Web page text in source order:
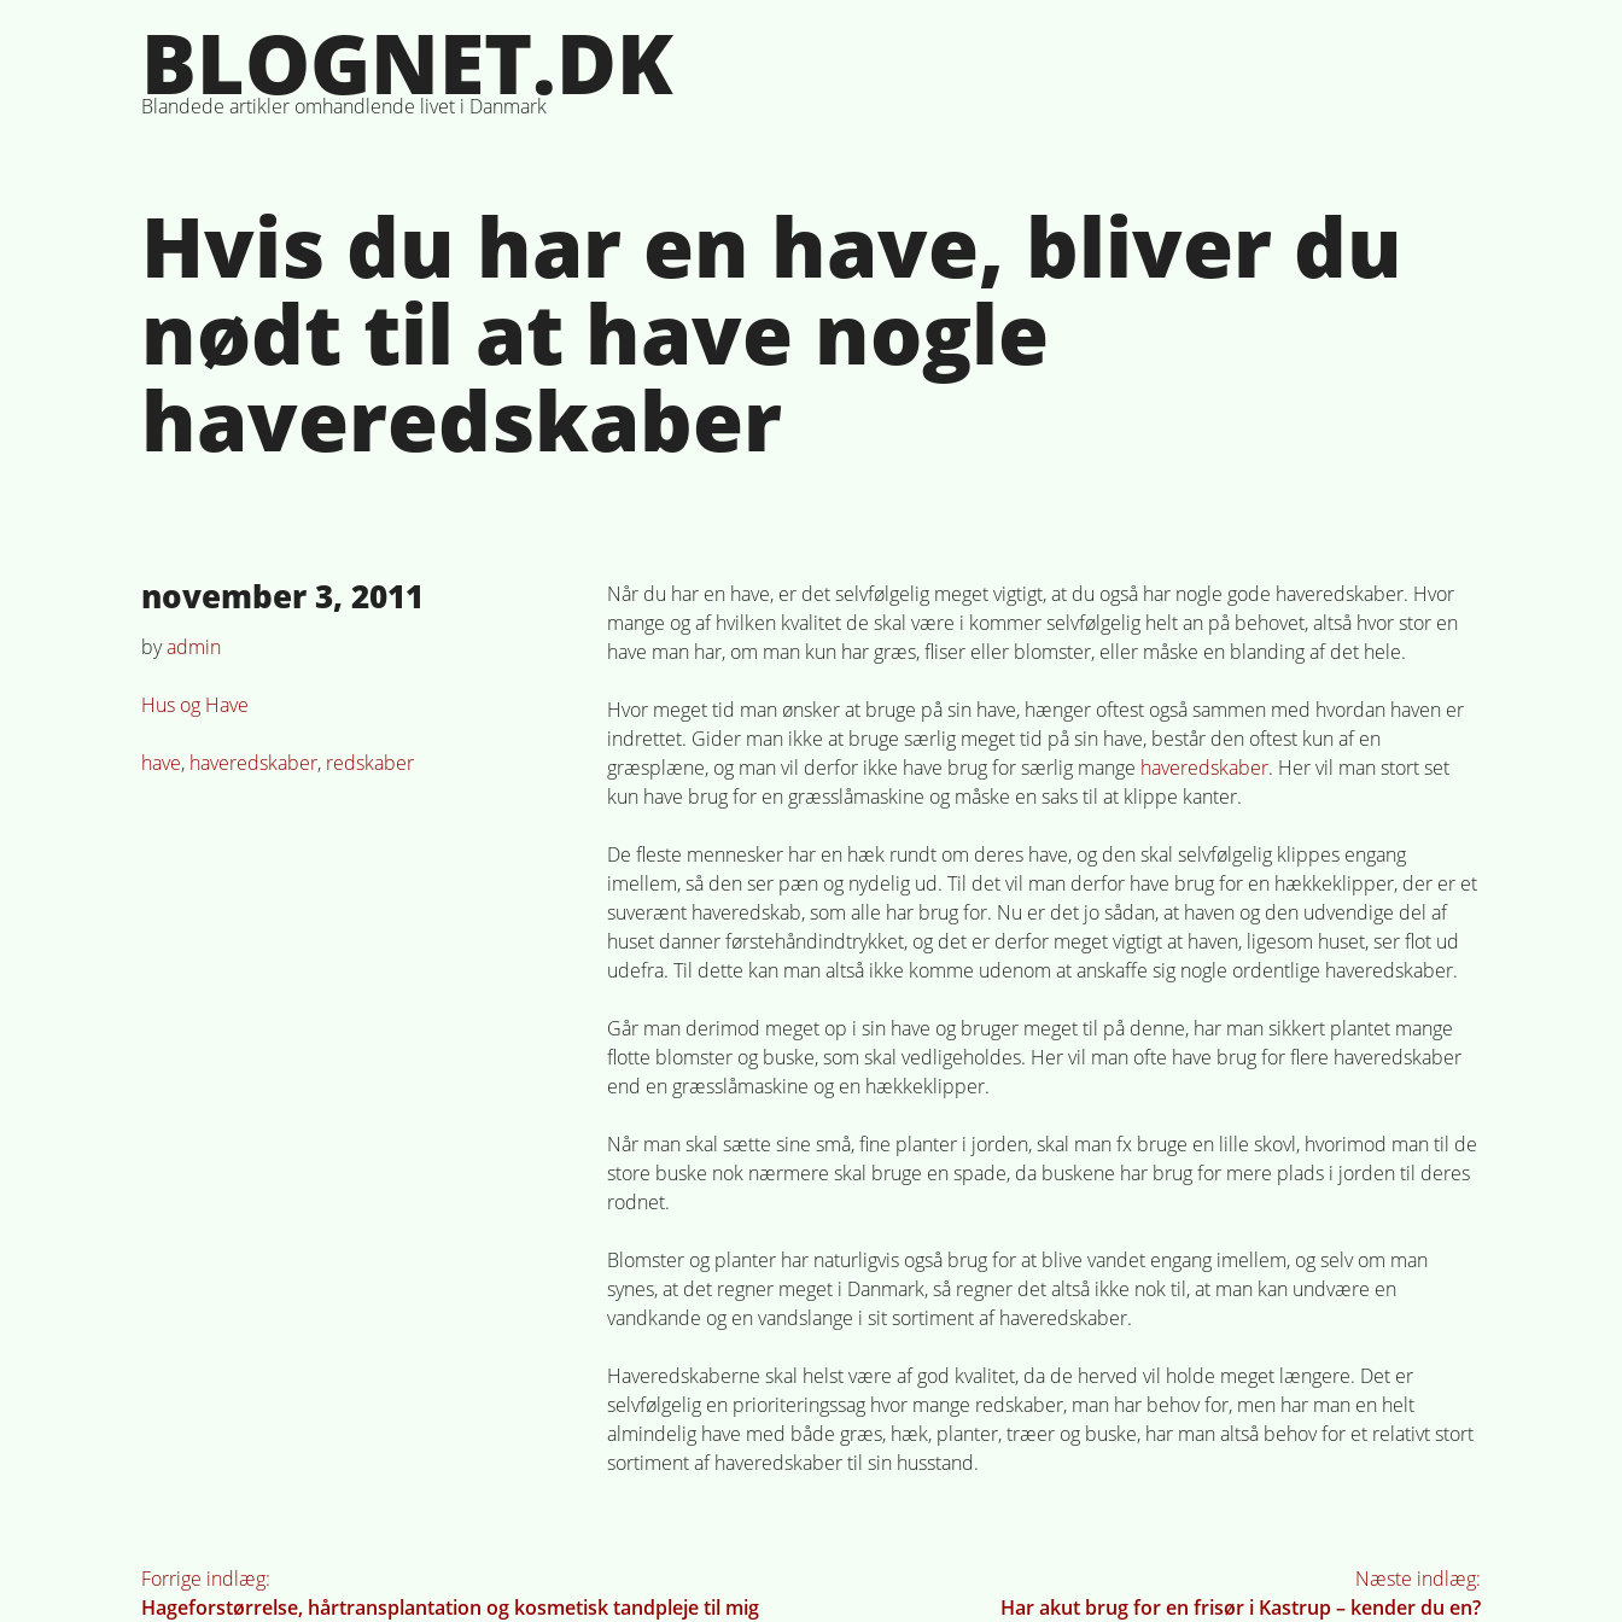
to
content
BLOGNET.DK
Blandede artikler omhandlende livet i Danmark
Hvis du har en have, bliver du
nødt til at have nogle
haveredskaber
Posted
on
november 3, 2011
byadmin
Posted
Hus og Have
Tagged
have, haveredskaber, redskaber
Når du har en have, er det selvfølgelig meget vigtigt, at du også har nogle gode haveredskaber. Hvor
mange og af hvilken kvalitet de skal være i kommer selvfølgelig helt an på behovet, altså hvor stor en
have man har, om man kun har græs, fliser eller blomster, eller måske en blanding af det hele.
Hvor meget tid man ønsker at bruge på sin have, hænger oftest også sammen med hvordan haven er
indrettet. Gider man ikke at bruge særlig meget tid på sin have, består den oftest kun af en
græsplæne, og man vil derfor ikke have brug for særlig mange haveredskaber. Her vil man stort set
kun have brug for en græsslåmaskine og måske en saks til at klippe kanter.
De fleste mennesker har en hæk rundt om deres have, og den skal selvfølgelig klippes engang
imellem, så den ser pæn og nydelig ud. Til det vil man derfor have brug for en hækkeklipper, der er et
suverænt haveredskab, som alle har brug for. Nu er det jo sådan, at haven og den udvendige del af
huset danner førstehåndindtrykket, og det er derfor meget vigtigt at haven, ligesom huset, ser flot ud
udefra. Til dette kan man altså ikke komme udenom at anskaffe sig nogle ordentlige haveredskaber.
Går man derimod meget op i sin have og bruger meget til på denne, har man sikkert plantet mange
flotte blomster og buske, som skal vedligeholdes. Her vil man ofte have brug for flere haveredskaber
end en græsslåmaskine og en hækkeklipper.
Når man skal sætte sine små, fine planter i jorden, skal man fx bruge en lille skovl, hvorimod man til de
store buske nok nærmere skal bruge en spade, da buskene har brug for mere plads i jorden til deres
rodnet.
Blomster og planter har naturligvis også brug for at blive vandet engang imellem, og selv om man
synes, at det regner meget i Danmark, så regner det altså ikke nok til, at man kan undvære en
vandkande og en vandslange i sit sortiment af haveredskaber.
Haveredskaberne skal helst være af god kvalitet, da de herved vil holde meget længere. Det er
selvfølgelig en prioriteringssag hvor mange redskaber, man har behov for, men har man en helt
almindelig have med både græs, hæk, planter, træer og buske, har man altså behov for et relativt stort
sortiment af haveredskaber til sin husstand.
Indlægsnavigation
Forrige indlæg:
Hageforstørrelse, hårtransplantation og kosmetisk tandpleje til mig
Næste indlæg:
Har akut brug for en frisør i Kastrup – kender du en?